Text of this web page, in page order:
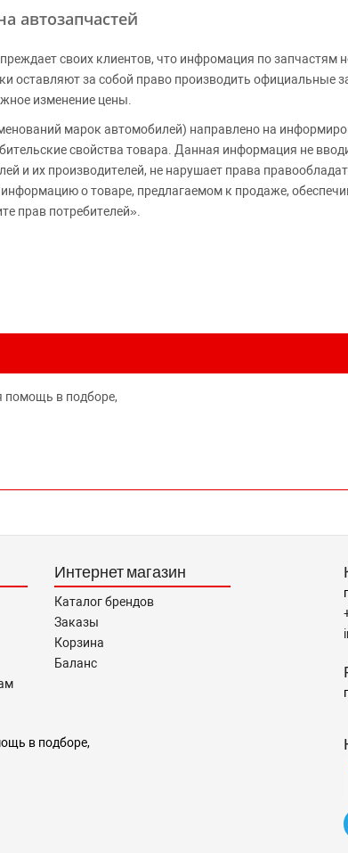
автозапчастей
своих клиентов, что инфромация по запчастям
оставляют за собой право производить
изменение цены.
марок автомобилей) направлено на
свойства товара. Данная информация не
и их производителей, не нарушает права
о товаре, предлагаемом к продаже,
прав потребителей».
помощь в подборе,
Интернет магазин
Каталог брендов
Заказы
Корзина
Баланс
в подборе,